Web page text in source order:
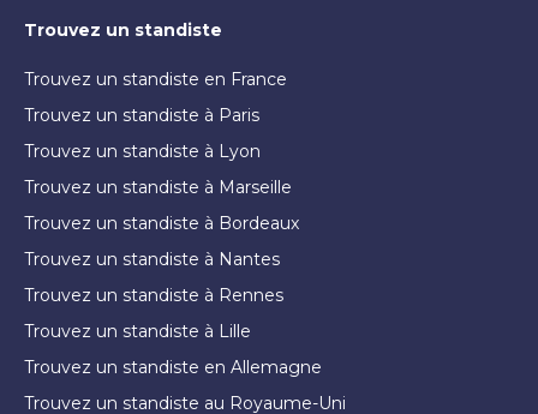
Trouvez un standiste
Trouvez un standiste en France
Trouvez un standiste à Paris
Trouvez un standiste à Lyon
Trouvez un standiste à Marseille
Trouvez un standiste à Bordeaux
Trouvez un standiste à Nantes
Trouvez un standiste à Rennes
Trouvez un standiste à Lille
Trouvez un standiste en Allemagne
Trouvez un standiste au Royaume-Uni